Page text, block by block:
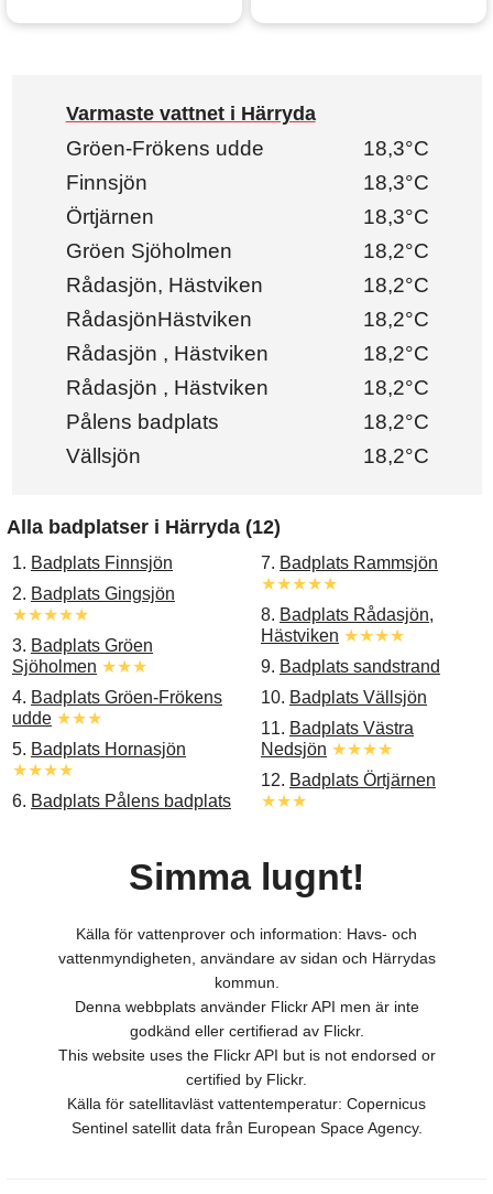
Varmaste vattnet i Härryda
Gröen-Frökens udde
18,3°C
Finnsjön
18,3°C
Örtjärnen
18,3°C
Gröen Sjöholmen
18,2°C
Rådasjön, Hästviken
18,2°C
RådasjönHästviken
18,2°C
Rådasjön , Hästviken
18,2°C
Rådasjön , Hästviken
18,2°C
Pålens badplats
18,2°C
Vällsjön
18,2°C
Alla badplatser i Härryda (12)
1. Badplats Finnsjön
2. Badplats Gingsjön
★★★★★
3. Badplats Gröen
Sjöholmen ★★★
4. Badplats Gröen-Frökens
udde ★★★
5. Badplats Hornasjön
★★★★
6. Badplats Pålens badplats
7. Badplats Rammsjön
★★★★★
8. Badplats Rådasjön,
Hästviken ★★★★
9. Badplats sandstrand
10. Badplats Vällsjön
11. Badplats Västra
Nedsjön ★★★★
12. Badplats Örtjärnen
★★★
Simma lugnt!
Källa för vattenprover och information: Havs- och
vattenmyndigheten, användare av sidan och Härrydas
kommun.
Denna webbplats använder Flickr API men är inte
godkänd eller certifierad av Flickr.
This website uses the Flickr API but is not endorsed or
certified by Flickr.
Källa för satellitavläst vattentemperatur: Copernicus
Sentinel satellit data från European Space Agency.